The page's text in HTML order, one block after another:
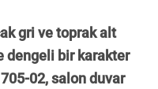
gri ve toprak alt
dengeli bir karakter
705-02, salon duvar